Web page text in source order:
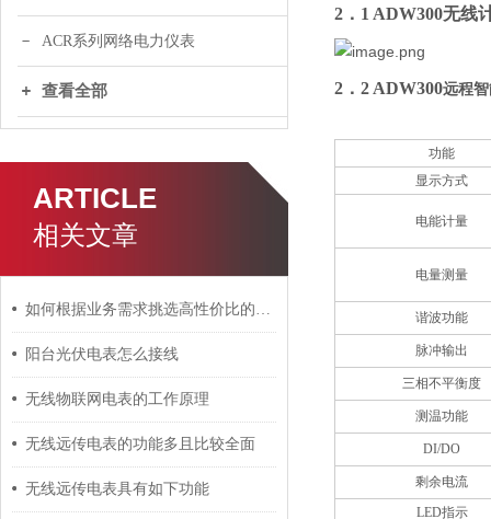
ACR系列网络电力仪表
查看全部
ARTICLE
相关文章
如何根据业务需求挑选高性价比的无线物联网电表
阳台光伏电表怎么接线
无线物联网电表的工作原理
无线远传电表的功能多且比较全面
无线远传电表具有如下功能
2．1 ADW300无线
2．2 ADW300远程
功能
显示方式
电能计量
电量测量
谐波功能
脉冲输出
三相不平衡度
测温功能
DI/DO
剩余电流
LED指示